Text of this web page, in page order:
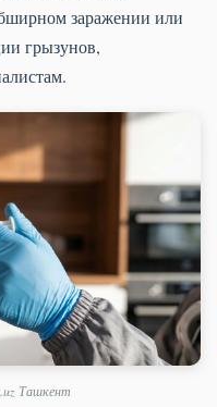
заражении или
грызунов,
Ташкент